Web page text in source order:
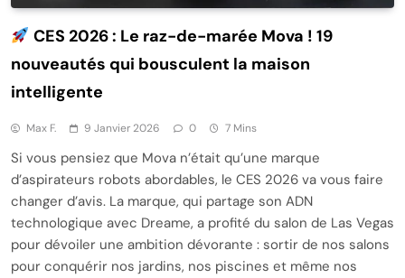
CES 2026 : Le raz-de-marée Mova ! 19
nouveautés qui bousculent la maison
intelligente
Max F. 9 Janvier 2026 0 7 Mins
Si vous pensiez que Mova n’était qu’une marque
d’aspirateurs robots abordables, le CES 2026 va vous faire
changer d’avis. La marque, qui partage son ADN
technologique avec Dreame, a profité du salon de Las Vegas
pour dévoiler une ambition dévorante : sortir de nos salons
pour conquérir nos jardins, nos piscines et même nos